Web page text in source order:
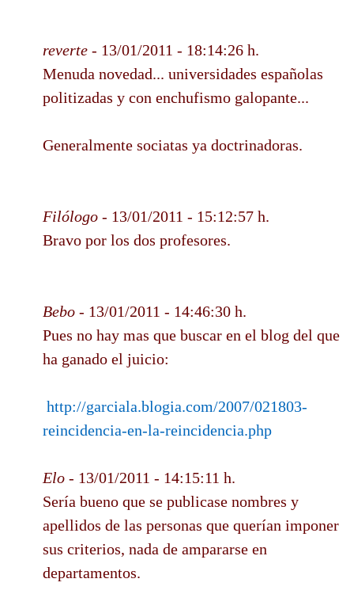
reverte - 13/01/2011 - 18:14:26 h.
Menuda novedad... universidades españolas
politizadas y con enchufismo galopante...
Generalmente sociatas ya doctrinadoras.
Filólogo - 13/01/2011 - 15:12:57 h.
Bravo por los dos profesores.
Bebo - 13/01/2011 - 14:46:30 h.
Pues no hay mas que buscar en el blog del que
ha ganado el juicio:
http://garciala.blogia.com/2007/021803-
reincidencia-en-la-reincidencia.php
Elo - 13/01/2011 - 14:15:11 h.
Sería bueno que se publicase nombres y
apellidos de las personas que querían imponer
sus criterios, nada de ampararse en
departamentos.